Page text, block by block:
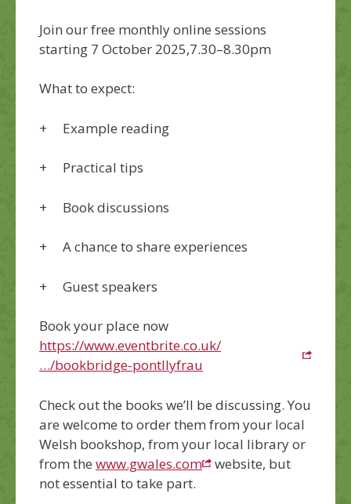
Join our free monthly online sessions
starting 7 October 2025,7.30–8.30pm
What to expect:
+ Example reading
+ Practical tips
+ Book discussions
+ A chance to share experiences
+ Guest speakers
Book your place now
https://www.eventbrite.co.uk/
…/bookbridge-pontllyfrau
Check out the books we’ll be discussing. You
are welcome to order them from your local
Welsh bookshop, from your local library or
from the www.gwales.com
website, but
not essential to take part.